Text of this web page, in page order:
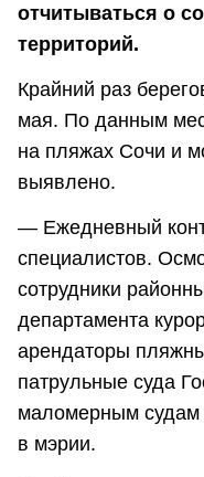
отчитываться о
территорий.
Крайний раз
мая. По данным
на пляжах Сочи и
выявлено.
— Ежедневный
специалистов.
сотрудники
департамента
арендаторы
патрульные суда
маломерным
в мэрии.